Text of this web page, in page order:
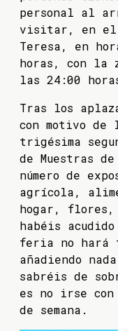
personal al
visitar, en el
Teresa, en
horas, con la
las 24:00
Tras los
con motivo de
trigésima
de Muestras
número de
agrícola,
hogar,
habéis
feria no hará
añadiendo
sabréis de
es no irse
de semana.